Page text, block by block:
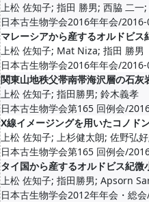
上松 佐知子; 指田 勝男; 西脇 二
日本古生物学会2016年年会/
マレーシアから産するオルドビス
上松 佐知子; Mat Niza; 指田 勝男
日本古生物学会2016年年会/
関東山地秩父帯南帯海沢層の石
上松 佐知子; 指田勝男; 鈴木義孝
日本古生物学会第165 回例会/
X線イメージングを用いたコノド
上松 佐知子; 上杉健太朗; 佐野弘
日本古生物学会第165 回例会/
タイ国から産するオルドビス紀
上松 佐知子; 指田勝男; Apsorn
日本古生物学会2012年年会・総